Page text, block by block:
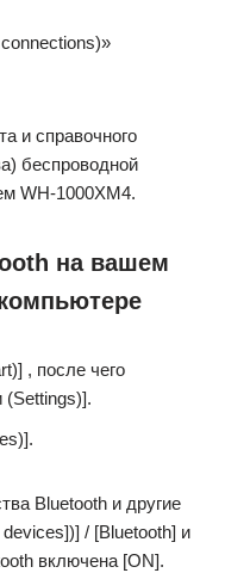
и справочного
беспроводной
WH-1000XM4.
на вашем
, после чего
(Settings)].
Bluetooth и другие
/ [Bluetooth] и
включена [ON].